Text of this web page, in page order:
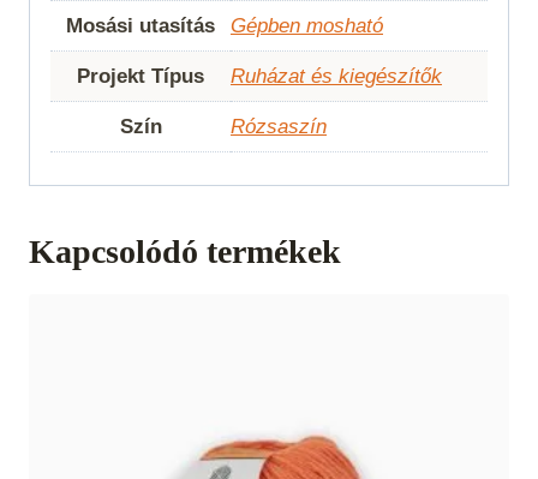
Mosási utasítás Gépben mosható
Projekt Típus Ruházat és kiegészítők
Szín Rózsaszín
Kapcsolódó termékek